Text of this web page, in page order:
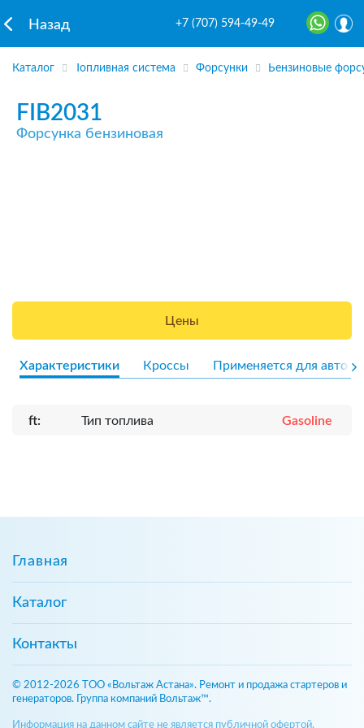
Назад +7 (707) 594-49-49
Каталог Топливная система Форсунки Бензиновые
FIB2031
Форсунка бензиновая
Цены
Характеристики Кроссы Применяется для авто
ft: Тип топлива Gasoline
Главная
Каталог
Контакты
© 2012-2026 ТОО «Вольтаж Астана». Ремонт и продажа стартеров и
генераторов. Группа компаний Вольтаж™.
Информация на данном сайте не является публичной офертой,